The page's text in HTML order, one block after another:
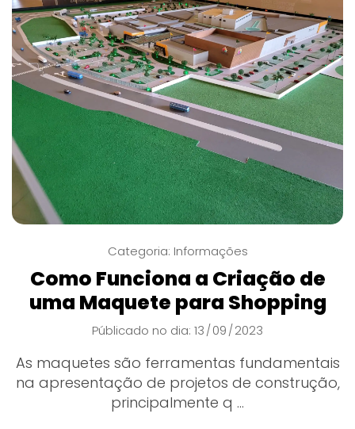
Categoria: Informações
Como Funciona a Criação de
uma Maquete para Shopping
Públicado no dia: 13 / 09 / 2023
As maquetes são ferramentas fundamentais
na apresentação de projetos de construção,
principalmente q ...